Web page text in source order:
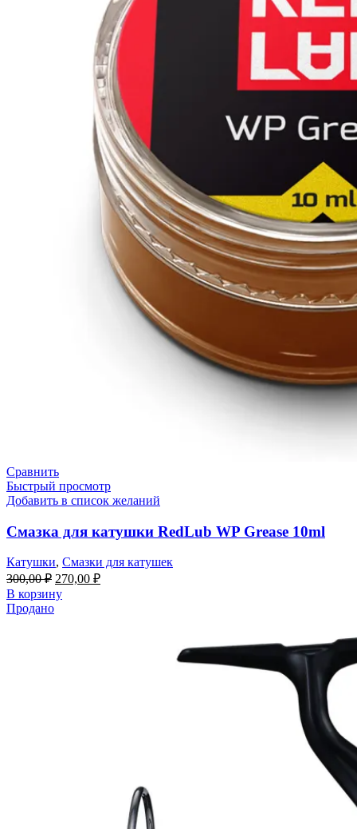
Сравнить
Быстрый просмотр
Добавить в список желаний
Смазка для катушки RedLub WP Grease 10ml
Катушки, Смазки для катушек
300,00₽ 270,00 ₽
В корзину
Продано